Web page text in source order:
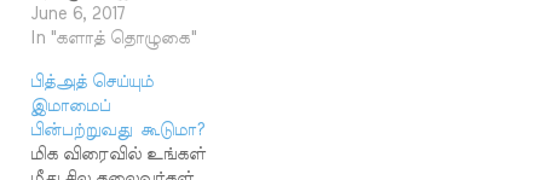
நடைபெறும் போது
ஜமாஅத்துடன் சேர்ந்து
அல்லது லுஹரைத்
தொழுத பிறகு தான்
அஸர் தொழ வேண்டுமா?
ஏ.ஆகிலா பானு, வடகால்
June 6, 2017
In "களாத் தொழுகை"
பித்அத் செய்யும்
இமாமைப்
பின்பற்றுவது கூடுமா?
மிக விரைவில் உங்கள்